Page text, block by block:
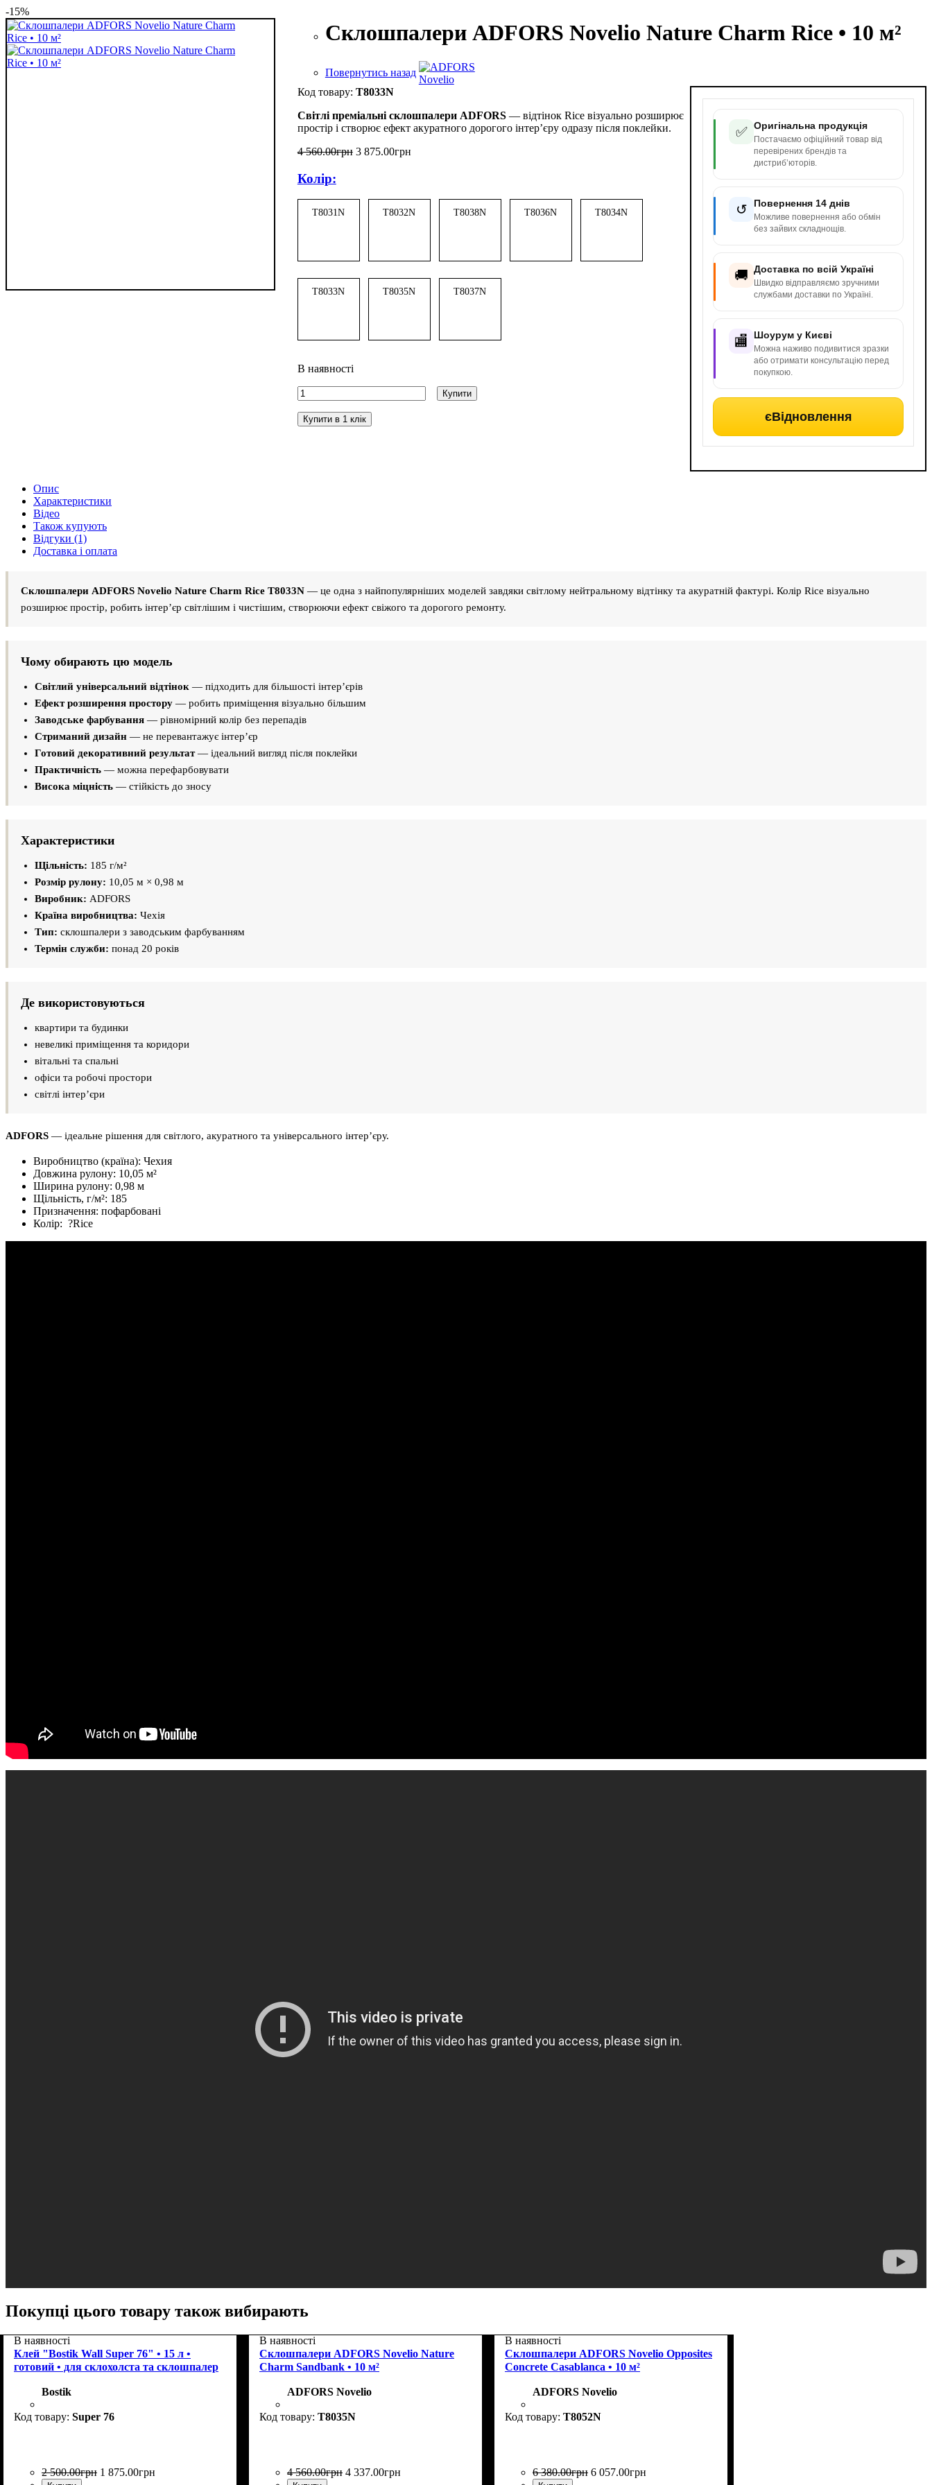
-15%
Склошпалери ADFORS Novelio Nature Charm Rice • 10 м²
Повернутись назад
✅ Оригінальна продукція
Постачаємо офіційний товар від
перевірених брендів та
дистриб’юторів.
↺ Повернення 14 днів
Можливе повернення або обмін
без зайвих складнощів.
🚚 Доставка по всій Україні
Швидко відправляємо зручними
службами доставки по Україні.
🏬 Шоурум у Києві
Можна наживо подивитися зразки
або отримати консультацію перед
покупкою.
єВідновлення
T8033N
Світлі преміальні склошпалери ADFORS— відтінок Rice візуально розширює
простір і створює ефект акуратного дорогого інтер’єру одразу після поклейки.
4 560.00грн 3 875.00грн
Колір:
T8031N T8032N T8038N T8036N T8034N
T8033N T8035N T8037N
В наявності
Купити
Купити в 1 клік
Опис
Характеристики
Відео
Також купують
Відгуки (1)
Доставка і оплата
Склошпалери ADFORS Novelio Nature Charm Rice T8033N — це одна з найпопулярніших моделей завдяки світлому нейтральному відтінку та акуратній фактурі. Колір Rice візуально
розширює простір, робить інтер’єр світлішим і чистішим, створюючи ефект свіжого та дорогого ремонту.
Чому обирають цю модель
Світлий універсальний відтінок — підходить для більшості інтер’єрів
Ефект розширення простору — робить приміщення візуально більшим
Заводське фарбування — рівномірний колір без перепадів
Стриманий дизайн — не перевантажує інтер’єр
Готовий декоративний результат— ідеальний вигляд після поклейки
Практичність — можна перефарбовувати
Висока міцність — стійкість до зносу
Характеристики
Щільність: 185 г/м²
Розмір рулону: 10,05 м × 0,98 м
Виробник: ADFORS
Країна виробництва: Чехія
Тип: склошпалери з заводським фарбуванням
Термін служби: понад 20 років
Де використовуються
квартири та будинки
невеликі приміщення та коридори
вітальні та спальні
офіси та робочі простори
світлі інтер’єри
ADFORS — ідеальне рішення для світлого, акуратного та універсального інтер’єру.
Виробництво (країна): Чехия
Довжина рулону: 10,05 м²
Ширина рулону: 0,98 м
Щільність, г/м²: 185
Призначення: пофарбовані
Колір: ?Rice
Покупці цього товару також вибирають
В наявності
Клей "Bostik Wall Super 76" • 15 л •
готовий • для склохолста та склошпалер
Bostik
Super 76
2 500.00грн 1 875.00грн
В наявності
Склошпалери ADFORS Novelio Nature
Charm Sandbank • 10 м²
ADFORS Novelio
T8035N
4 560.00грн 4 337.00грн
В наявності
Склошпалери ADFORS Novelio Opposites
Concrete Casablanca • 10 м²
ADFORS Novelio
T8052N
6 380.00грн 6 057.00грн